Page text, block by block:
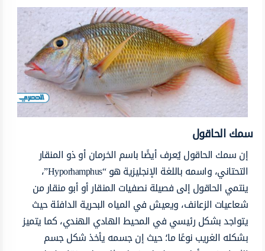
سمك الحاقول
إن سمك الحاقول يُعرف أيضًا باسم الخرمان أو ذو المنقار
التحتاني، واسمه باللغة الإنجليزية هو “Hyporhamphus”،
ينتمي الحاقول إلى فصيلة نصفيات المنقار أو أبو منقار من
شعاعيات الزعانف، ويعيش في المياه البحرية الدافئة حيث
يتواجد بشكل رئيسي في المحيط الهادي الهندي، كما يتميز
بشكله الغريب نوعًا ما؛ حيث إن جسمه يأخذ شكل جسم